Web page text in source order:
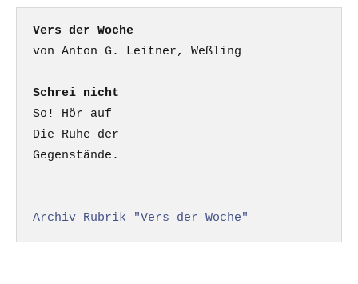
Vers der Woche
Schrei nicht
So! Hör auf
Die Ruhe der
Gegenstände.
Archiv Rubrik "Vers der Woche"